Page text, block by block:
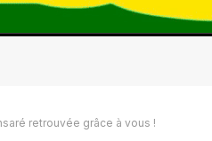
retrouvée grâce à vous !